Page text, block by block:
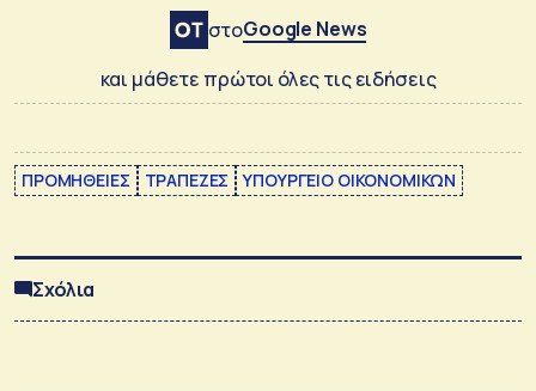
στοGoogle News
και μάθετε πρώτοι όλες τις ειδήσεις
ΠΡΟΜΗΘΕΙΕΣ ΤΡΑΠΕΖΕΣ ΥΠΟΥΡΓΕΙΟ ΟΙΚΟΝΟΜΙΚΩΝ
Σχόλια